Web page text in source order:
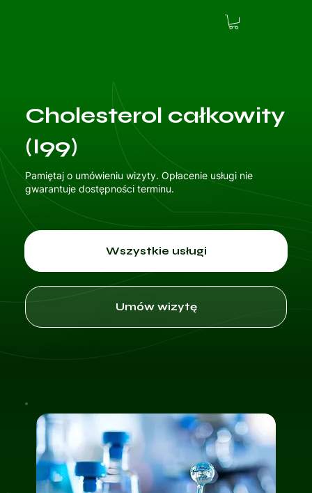
Cholesterol całkowity
(I99)
Pamiętaj o umówieniu wizyty. Opłacenie usługi nie
gwarantuje dostępności terminu.
Wszystkie usługi
Umów wizytę